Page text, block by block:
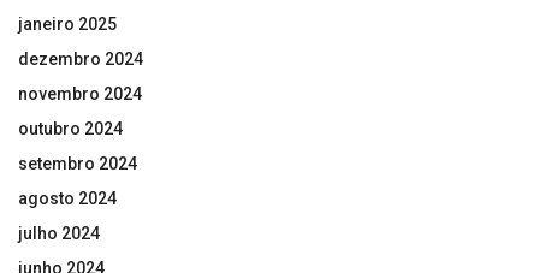
janeiro 2025
dezembro 2024
novembro 2024
outubro 2024
setembro 2024
agosto 2024
julho 2024
junho 2024